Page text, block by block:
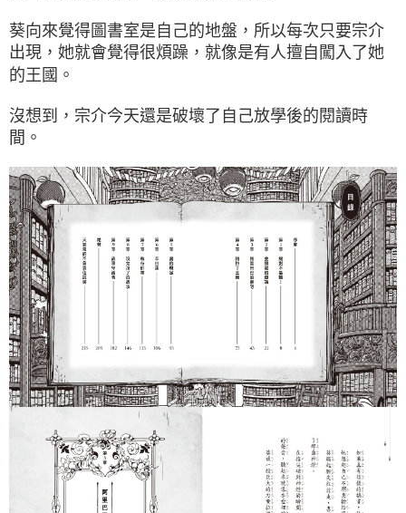
葵向來覺得圖書室是自己的地盤，所以每次只要宗介
出現，她就會覺得很煩躁，就像是有人擅自闖入了她
的王國。
沒想到，宗介今天還是破壞了自己放學後的閱讀時
間。